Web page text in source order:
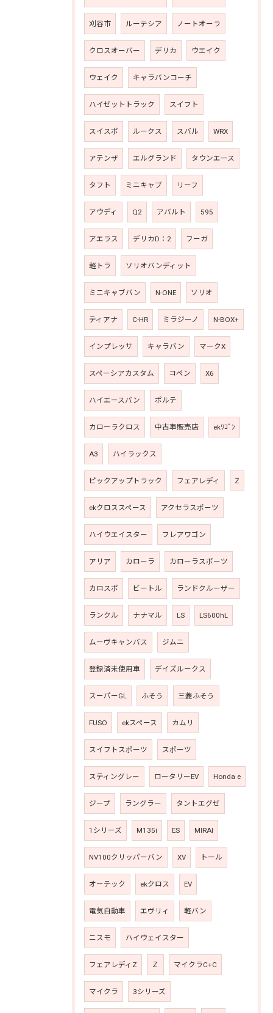
刈谷市 ルーテシア ノートオーラ
クロスオーバー デリカ ウエイク
ウェイク キャラバンコーチ
ハイゼットトラック スイフト
スイスポ ルークス スバル WRX
アテンザ エルグランド タウンエース
タフト ミニキャブ リーフ
アウディ Q2 アバルト 595
アエラス デリカD：2 フーガ
軽トラ ソリオバンディット
ミニキャブバン N-ONE ソリオ
ティアナ C-HR ミラジーノ N-BOX+
インプレッサ キャラバン マークX
スペーシアカスタム コペン X6
ハイエースバン ポルテ
カローラクロス 中古車販売店 ekﾜｺﾞﾝ
A3 ハイラックス
ピックアップトラック フェアレディ Z
ekクロススペース アクセラスポーツ
ハイウエイスター フレアワゴン
アリア カローラ カローラスポーツ
カロスポ ビートル ランドクルーザー
ランクル ナナマル LS LS600hL
ムーヴキャンバス ジムニ
登録済未使用車 デイズルークス
スーパーGL ふそう 三菱ふそう
FUSO ekスペース カムリ
スイフトスポーツ スポーツ
スティングレー ロータリーEV Honda e
ジープ ラングラー タントエグゼ
1シリーズ M135i ES MIRAI
NV100クリッパーバン XV トール
オーテック ekクロス EV
電気自動車 エヴリィ 軽バン
ニスモ ハイウェイスター
フェアレディZ Ｚ マイクラC+C
マイクラ 3シリーズ